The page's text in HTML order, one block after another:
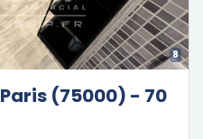
8
(75000) - 70